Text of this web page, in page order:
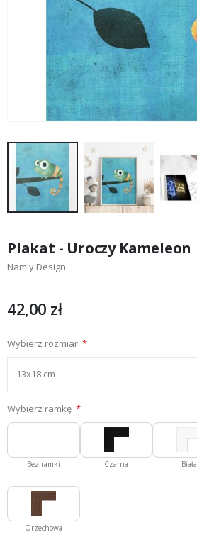
początek
galerii
Plakat - Uroczy Kameleon
Namly Design
42,00 zł
Wybierz rozmiar
Wybierz ramkę
Bez ramki Czarna Biała
Orzechowa